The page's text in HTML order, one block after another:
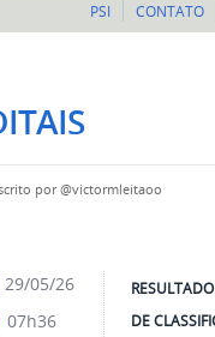
PSI CONTATO
por@victormleitaoo
DE
29/05/26
07h36